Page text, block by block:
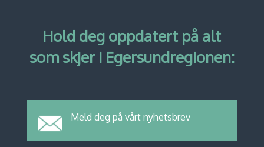
Hold deg oppdatert på alt
som skjer i Egersundregionen:
Meld deg på vårt nyhetsbrev